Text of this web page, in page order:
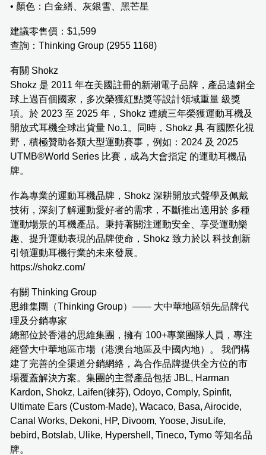
• 顏色：白金繕、灰銀雪、黑芒星
建議零售價：$1,599
查詢：Thinking Group (2955 1168)
有關 Shokz
Shokz 是 2011 年在美國註冊的新潮電子品牌，產品遠銷全
球上過百個國家，多次榮獲紅點獎等設計領域重量 級獎
項。於 2023 至 2025 年，Shokz 連續三年榮獲運動耳機及
開放式耳機全球出貨量 No.1。同時，Shokz 具 有國際化視
野，積極贊助各類大型運動賽事，例如：2024 及 2025
UTMB®World Series 比賽，成為大會指定 的運動耳機品
牌。
作為專業的運動耳機品牌，Shokz 深耕開放式聲學及佩戴
技術，深刻了解運動愛好者的需求，不斷推出適用於 多種
運動場景的耳機產品。秉持著關注運動安全、享受運動樂
趣、提升運動表現的品牌使命，Shokz 致力於以 科技創新
引領運動耳機行業的未來發展。
https://shokz.com/
有關 Thinking Group
思維集團（Thinking Group）—— 大中華地區領先品牌代
理及分銷專家
總部位於香港的思維集團，擁有 100+專業團隊人員，專注
經營大中華地區市場（港澳台地區及中國內地）。 我們構
建了完善的全渠道分銷網絡，為合作品牌提供全方位的市
場覆蓋解決方案。集團的主營產品包括 JBL, Harman
Kardon, Shokz, Laifen(徠芬), Odoyo, Comply, Spinfit,
Ultimate Ears (Custom-Made), Wacaco, Basa, Airocide,
Canal Works, Dekoni, HP, Divoom, Yoose, JisuLife,
bebird, Botslab, Ulike, Hypershell, Tineco, Tymo 等知名品
牌。